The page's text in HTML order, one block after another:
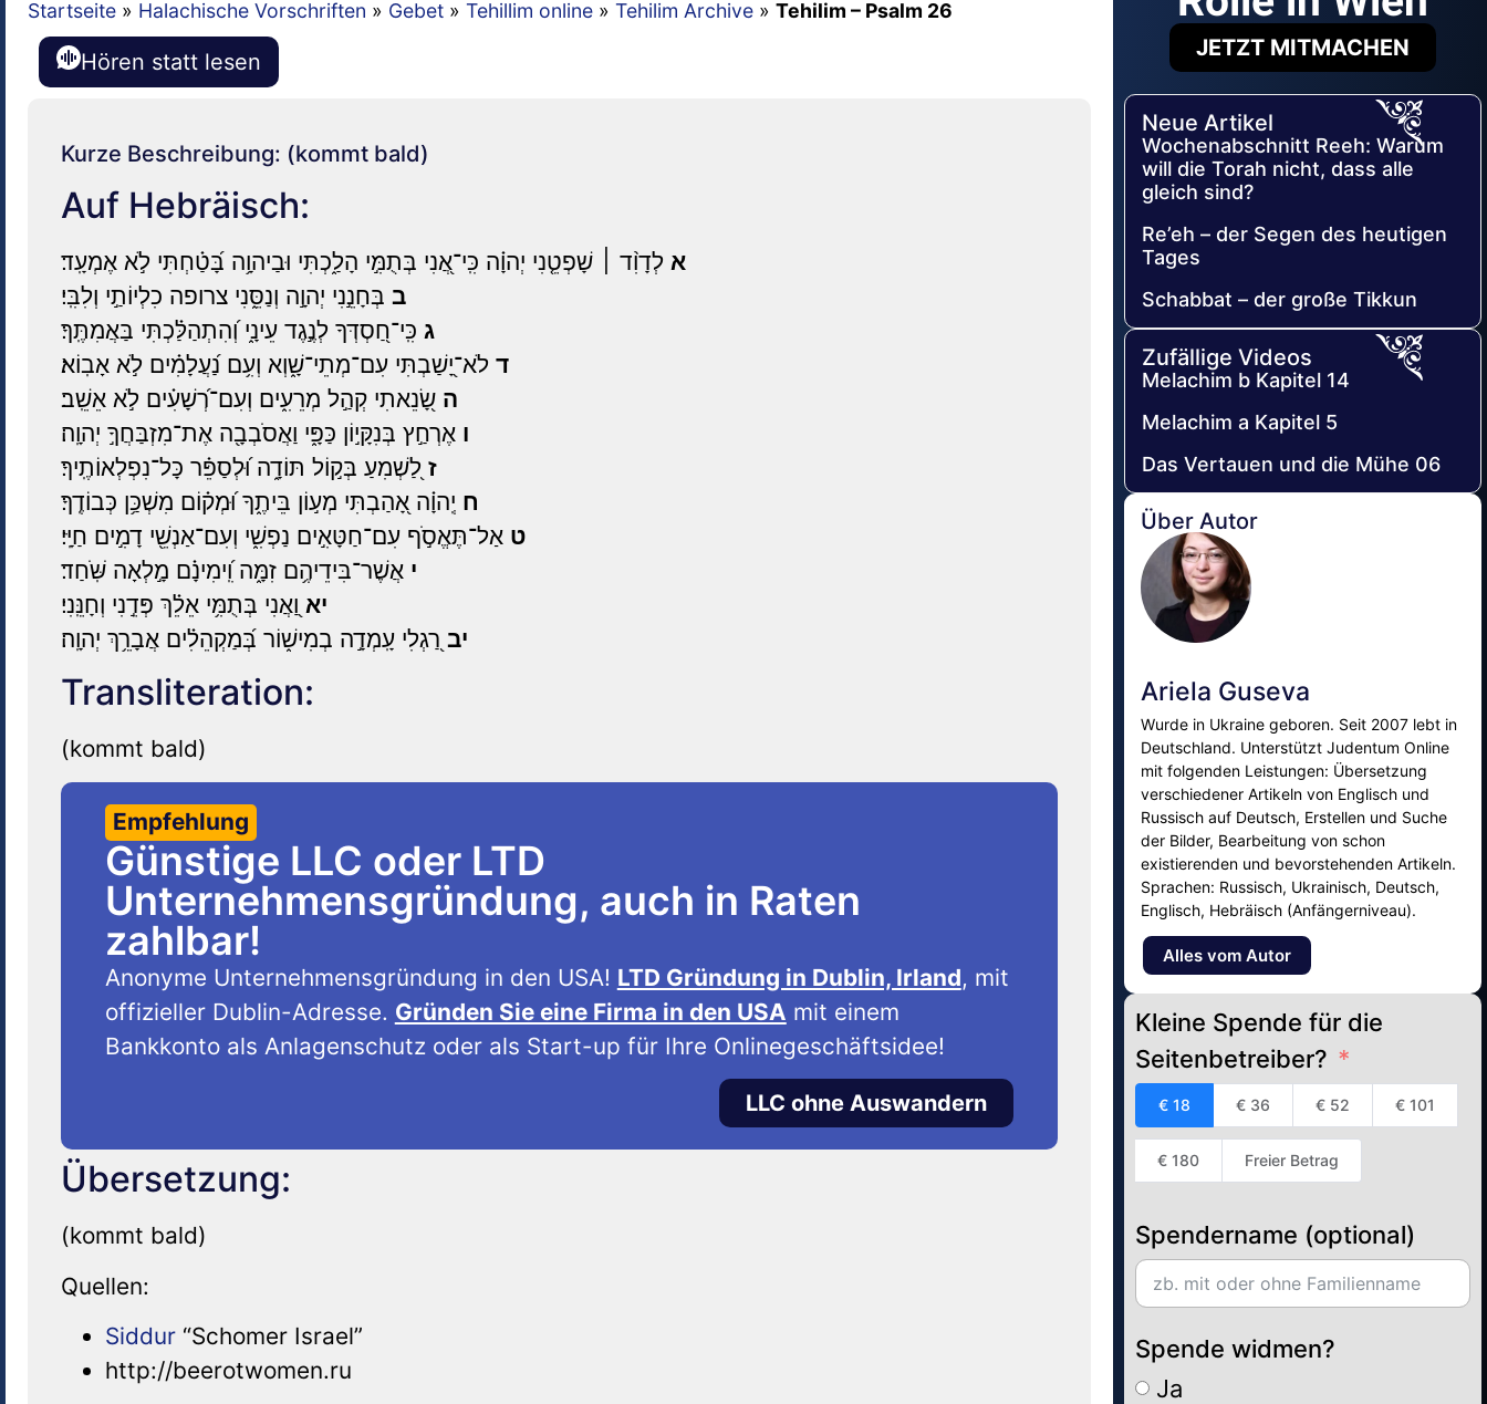
Startseite » Halachische Vorschriften » Gebet » Tehillim online » Tehilim Archive » Tehilim – Psalm 26
Hören statt lesen
Kurze Beschreibung: (kommt bald)
Auf Hebräisch:
א לְדָוִ֨ד ׀ שָׁפְטֵ֤נִי יְהוָ֗ה כִּֽי־אֲ֭נִי בְּתֻמִּ֣י הָלַ֑כְתִּי וּבַיהוָ֥ה בָּ֝טַ֗חְתִּי לֹ֣א אֶמְעָֽד׃
ב בְּחָנֵ֣נִי יְהוָ֣ה וְנַסֵּ֑נִי צרופה כִלְיוֹתַ֣י וְלִבִּֽי׃
ג כִּֽי־חַ֭סְדְּךָ לְנֶ֣גֶד עֵינָ֑י וְ֝הִתְהַלַּ֗כְתִּי בַּאֲמִתֶּֽךָ׃
ד לֹא־יָ֭שַׁבְתִּי עִם־מְתֵי־שָׁ֑וְא וְעִ֥ם נַ֝עֲלָמִ֗ים לֹ֣א אָבֽוֹא׃
ה שָׂ֭נֵאתִי קְהַ֣ל מְרֵעִ֑ים וְעִם־רְ֝שָׁעִ֗ים לֹ֣א אֵשֵֽׁב׃
ו אֶרְחַ֣ץ בְּנִקָּי֣וֹן כַּפָּ֑י וַאֲסֹבְבָ֖ה אֶת־מִזְבַּחֲךָ֣ יְהוָֽה׃
ז לַ֭שְׁמִעַ בְּק֣וֹל תּוֹדָ֑ה וּ֝לְסַפֵּ֗ר כָּל־נִפְלְאוֹתֶֽיךָ׃
ח יְֽהוָ֗ה אָ֭הַבְתִּי מְע֣וֹן בֵּיתֶ֑ךָ וּ֝מְק֗וֹם מִשְׁכַּ֥ן כְּבוֹדֶֽךָ׃
ט אַל־תֶּאֱסֹ֣ף עִם־חַטָּאִ֣ים נַפְשִׁ֑י וְעִם־אַנְשֵׁ֖י דָמִ֣ים חַיָּֽי׃
י אֲשֶׁר־בִּידֵיהֶ֥ם זִמָּ֑ה וִֽ֝ימִינָ֗ם מָ֣לְאָה שֹּֽׁחַד׃
יא וַ֭אֲנִי בְּתֻמִּ֥י אֵלֵ֗ךְ פְּדֵ֣נִי וְחָנֵּֽנִי׃
יב רַ֭גְלִי עָֽמְדָ֣ה בְמִישׁ֑וֹר בְּ֝מַקְהֵלִ֗ים אֲבָרֵ֥ךְ יְהוָֽה׃
Transliteration:
(kommt bald)
Empfehlung
Günstige LLC oder LTD
Unternehmensgründung, auch in Raten
zahlbar!
Anonyme Unternehmensgründung in den USA! LTD Gründung in Dublin, Irland, mit
offizieller Dublin-Adresse. Gründen Sie eine Firma in den USA mit einem
Bankkonto als Anlagenschutz oder als Start-up für Ihre Onlinegeschäftsidee!
LLC ohne Auswandern
Übersetzung:
(kommt bald)
Quellen:
Siddur “Schomer Israel”
http://beerotwomen.ru
JETZT MITMACHEN
Neue Artikel
Wochenabschnitt Reeh: Warum
will die Torah nicht, dass alle
gleich sind?
Re’eh – der Segen des heutigen
Tages
Schabbat – der große Tikkun
Zufällige Videos
Melachim b Kapitel 14
Melachim a Kapitel 5
Das Vertauen und die Mühe 06
Über Autor
Ariela Guseva
Wurde in Ukraine geboren. Seit 2007 lebt in
Deutschland. Unterstützt Judentum Online
mit folgenden Leistungen: Übersetzung
verschiedener Artikeln von Englisch und
Russisch auf Deutsch, Erstellen und Suche
der Bilder, Bearbeitung von schon
existierenden und bevorstehenden Artikeln.
Sprachen: Russisch, Ukrainisch, Deutsch,
Englisch, Hebräisch (Anfängerniveau).
Alles vom Autor
Kleine Spende für die
Seitenbetreiber?
€ 18 € 36 € 52 € 101
€ 180 Freier Betrag
Spendername (optional)
Spende widmen?
Ja